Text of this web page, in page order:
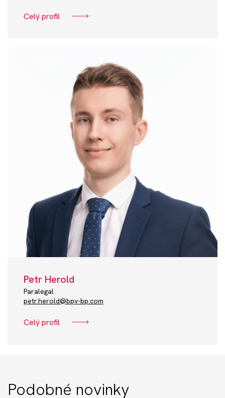
Celý profil
Petr Herold
Paralegal
petr.herold@bpv-bp.com
Celý profil
Podobné novinky